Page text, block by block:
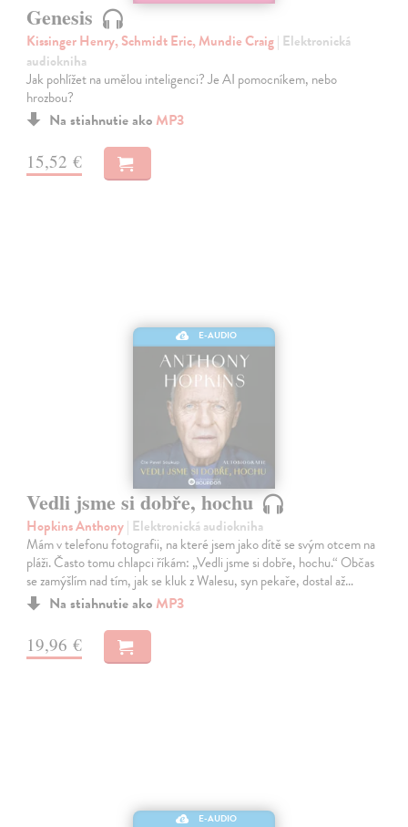
Genesis
Kissinger Henry, Schmidt Eric, Mundie Craig| Elektronická
audiokniha
Jak pohlížet na umělou inteligenci? Je AI pomocníkem, nebo
hrozbou?
Na stiahnutie ako MP3
15,52 €
E-AUDIO
Vedli jsme si dobře, hochu
Hopkins Anthony| Elektronická audiokniha
Mám v telefonu fotografii, na které jsem jako dítě se svým otcem na
pláži. Často tomu chlapci říkám: „Vedli jsme si dobře, hochu.“ Občas
se zamýšlím nad tím, jak se kluk z Walesu, syn pekaře, dostal až…
Na stiahnutie ako MP3
19,96 €
E-AUDIO